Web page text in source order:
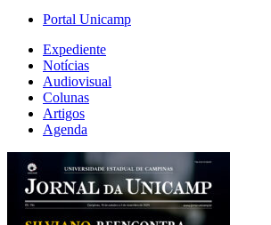
Portal Unicamp
Expediente
Notícias
Audiovisual
Colunas
Artigos
Agenda